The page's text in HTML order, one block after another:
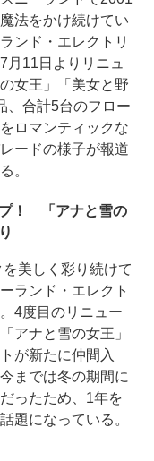
法をかけ続けてい
ンド・エレクトリ
月11日よりリニュ
女王」「美女と野
、合計5台のフロー
ロマンティックな
ードの様子が報道
。
！ 「アナと雪の
美しく彩り続けて
ランド・エレクト
4度目のリニュー
アナと雪の女王」
が新たに仲間入
までは冬の期間に
ったため、1年を
題になっている。